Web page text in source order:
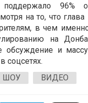
96%
на то, что глава
в чем
на
обсуждение и
соцсетях.
ШОУ ВИДЕО